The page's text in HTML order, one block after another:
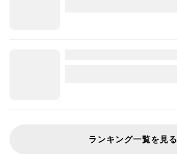
ランキング一覧を見る